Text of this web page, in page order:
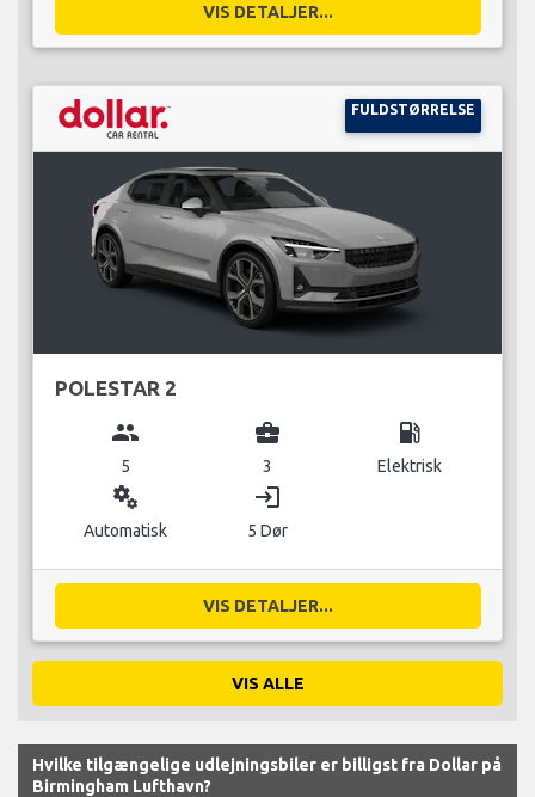
VIS DETALJER...
FULDSTØRRELSE
POLESTAR 2
group
5
business_center
3
local_gas_station
Elektrisk
miscellaneous_services
Automatisk
login
5 Dør
VIS DETALJER...
VIS ALLE
Hvilke tilgængelige udlejningsbiler er billigst fra Dollar på
Birmingham Lufthavn?